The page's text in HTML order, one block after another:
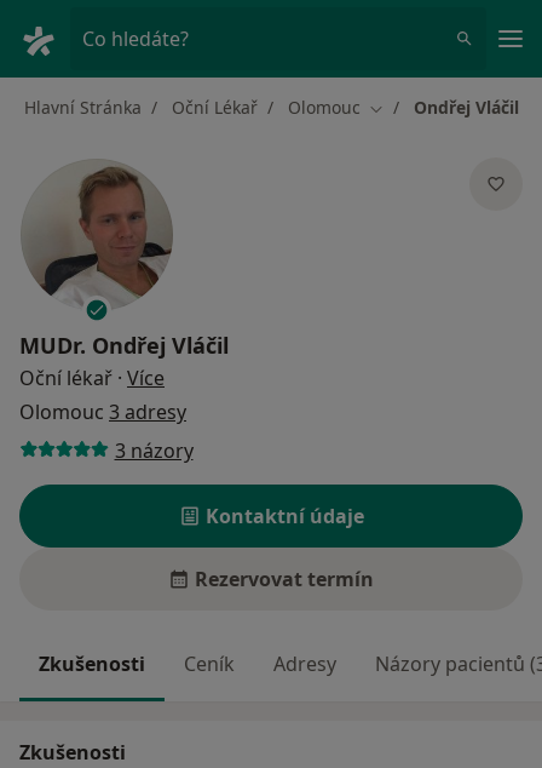
Co hledáte?
Hlavní Stránka Oční Lékař Olomouc Změna města
Ondřej Vláčil
MUDr. Ondřej Vláčil
Oční lékař · Více
Olomouc 3 adresy
3 názory
Kontaktní údaje
Rezervovat termín
Zkušenosti Ceník Adresy Názory pacientů
Zkušenosti